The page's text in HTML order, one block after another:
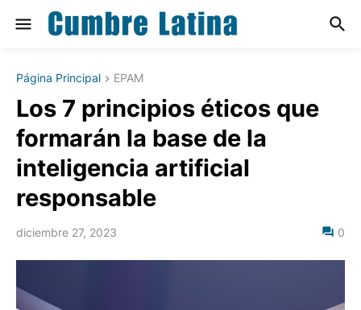
Página Principal EPAM
Los 7 principios éticos que
formarán la base de la
inteligencia artificial
responsable
diciembre 27, 2023 0